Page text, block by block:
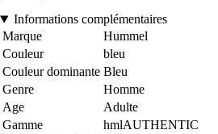
Informations complémentaires
Marque
Hummel
Couleur
bleu
Couleur dominante Bleu
Genre
Homme
Age
Adulte
Gamme
hmlAUTHENTIC